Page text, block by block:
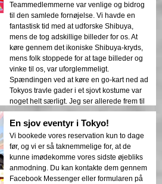
Teammedlemmerne var venlige og bidrog
til den samlede fornøjelse. Vi havde en
fantastisk tid med at udforske Shibuya,
mens de tog adskillige billeder for os. At
køre gennem det ikoniske Shibuya-kryds,
mens folk stoppede for at tage billeder og
vinke til os, var uforglemmeligt.
Spændingen ved at køre en go-kart ned ad
Tokyos travle gader i et sjovt kostume var
noget helt særligt. Jeg ser allerede frem til
at vende tilbage og genopleve denne
utrolige oplevelse! Bookingprocessen var
enkel via Instagram eller Facebook, og
personalet sørgede for, at alt forløb glat.
Hvis du besøger fra udlandet, så glem ikke
dit internationale kørekort og pas – sørg for
at forberede dig i god tid!
En sjov eventyr i Tokyo!
Vi bookede vores reservation kun to dage
før, og vi er så taknemmelige for, at de
kunne imødekomme vores sidste øjebliks
anmodning. Du kan kontakte dem gennem
Facebook Messenger eller formularen på